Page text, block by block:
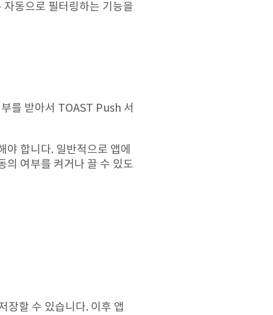
동으로 필터링하는 기능을
를 받아서 TOAST Push 서
합니다. 일반적으로 앱에
의 여부를 켜거나 끌 수 있도
장할 수 있습니다. 이후 앱